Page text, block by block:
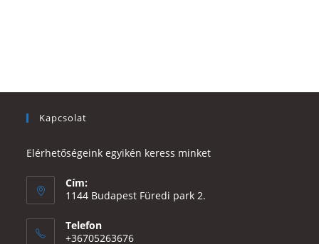
Kapcsolat
Elérhetőségeink egyikén keress minket
Cím:
1144 Budapest Füredi park 2.
Telefon
+36705263676